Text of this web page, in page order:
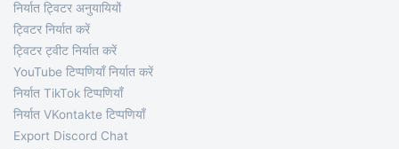
निर्यात ट्विटर अनुयायियों
ट्विटर निर्यात करें
ट्विटर ट्वीट निर्यात करें
YouTube टिप्पणियाँ निर्यात करें
निर्यात TikTok टिप्पणियाँ
निर्यात VKontakte टिप्पणियाँ
Export Discord Chat